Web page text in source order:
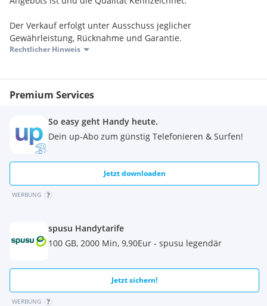
Der Verkauf erfolgt unter Ausschuss jeglicher
Gewährleistung, Rücknahme und Garantie.
Rechtlicher Hinweis
Premium Services
So easy geht Handy heute.
Dein up-Abo zum günstig Telefonieren & Surfen!
Jetzt downloaden
WERBUNG
spusu Handytarife
100 GB, 2000 Min, 9,90Eur - spusu legendär
Jetzt sichern!
WERBUNG